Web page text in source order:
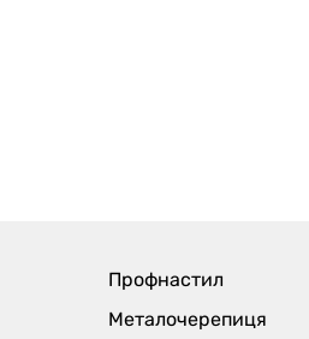
Профнастил
Металочерепиця